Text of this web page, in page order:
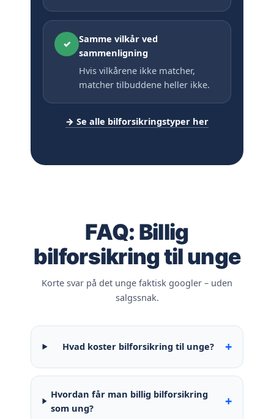
✓
Samme vilkår ved
sammenligning
Hvis vilkårene ikke matcher,
matcher tilbuddene heller ikke.
→ Se alle bilforsikringstyper her
FAQ: Billig
bilforsikring til unge
Korte svar på det unge faktisk googler – uden
salgssnak.
Hvad koster bilforsikring til unge? +
Hvordan får man billig bilforsikring
som ung?
+